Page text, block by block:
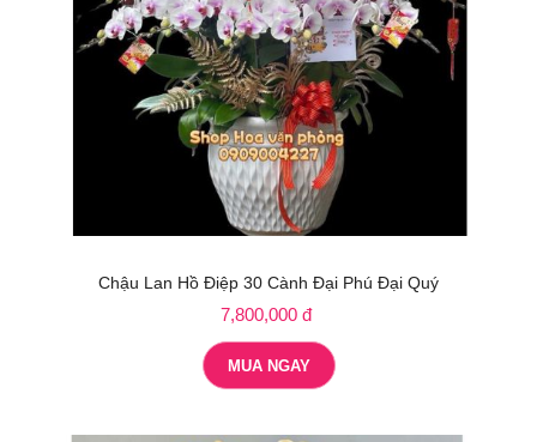
Chậu Lan Hồ Điệp 30 Cành Đại Phú Đại Quý
7,800,000 đ
MUA NGAY